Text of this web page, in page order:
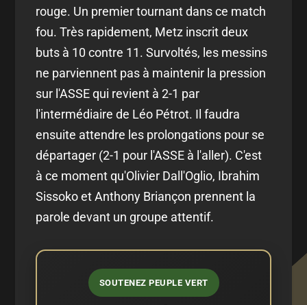
rouge. Un premier tournant dans ce match
fou. Très rapidement, Metz inscrit deux
buts à 10 contre 11. Survoltés, les messins
ne parviennent pas à maintenir la pression
sur l'ASSE qui revient à 2-1 par
l'intermédiaire de Léo Pétrot. Il faudra
ensuite attendre les prolongations pour se
départager (2-1 pour l'ASSE à l'aller). C'est
à ce moment qu'Olivier Dall'Oglio, Ibrahim
Sissoko et Anthony Briançon prennent la
parole devant un groupe attentif.
SOUTENEZ PEUPLE VERT